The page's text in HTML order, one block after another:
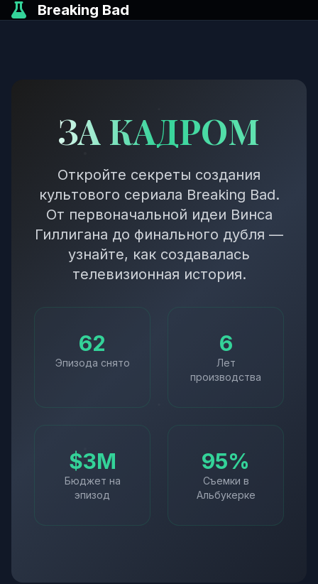
Breaking Bad
ЗА КАДРОМ
Откройте секреты создания
культового сериала Breaking Bad.
От первоначальной идеи Винса
Гиллигана до финального дубля —
узнайте, как создавалась
телевизионная история.
62
Эпизода снято
6
Лет
производства
$3M
Бюджет на
эпизод
95%
Съемки в
Альбукерке